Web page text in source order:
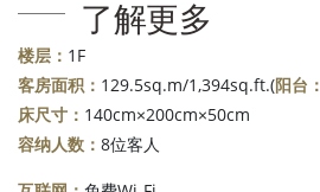
了解更多
楼层： 1F
客房面积： 129.5sq.m/1,394sq.ft.(阳台：
床尺寸： 140cm×200cm×50cm
容纳人数： 8位客人